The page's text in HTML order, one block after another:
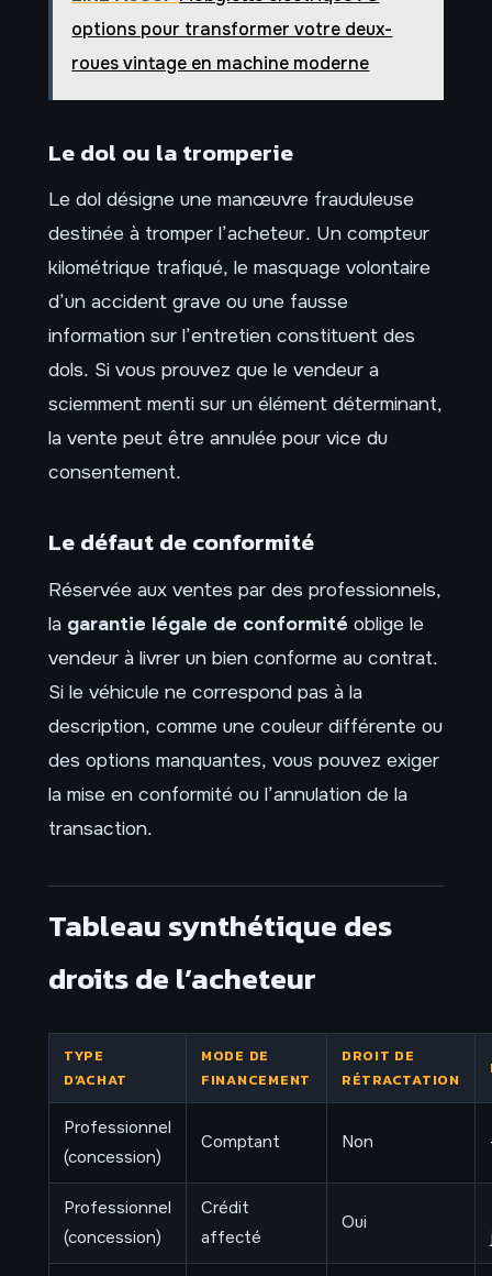
options pour transformer votre deux-
roues vintage en machine moderne
Le dol ou la tromperie
Le dol désigne une manœuvre frauduleuse
destinée à tromper l’acheteur. Un compteur
kilométrique trafiqué, le masquage volontaire
d’un accident grave ou une fausse
information sur l’entretien constituent des
dols. Si vous prouvez que le vendeur a
sciemment menti sur un élément déterminant,
la vente peut être annulée pour vice du
consentement.
Le défaut de conformité
Réservée aux ventes par des professionnels,
la garantie légale de conformité oblige le
vendeur à livrer un bien conforme au contrat.
Si le véhicule ne correspond pas à la
description, comme une couleur différente ou
des options manquantes, vous pouvez exiger
la mise en conformité ou l’annulation de la
transaction.
Tableau synthétique des
droits de l’acheteur
TYPE
D’ACHAT
MODE DE
FINANCEMENT
DROIT DE
RÉTRACTATION
Professionnel
(concession)
Comptant Non
Professionnel
(concession)
Crédit
affecté
Oui